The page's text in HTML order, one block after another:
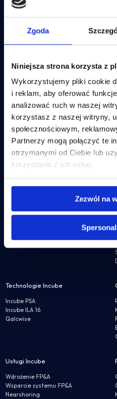
Zgoda
Niniejsza strona korzysta z
Wykorzystujemy pliki cookie
i reklam, aby oferować
analizować ruch w naszej
korzystasz z naszej witryny,
społecznościowym,
Partnerzy mogą połączyć te
otrzymanymi od Ciebie lub
korzystania z ich usług.
Zezwól na
Professional Services
Incube PSA
Automatyzacja procesów
Qalcwise
Wdrażamy nowoczesne systemy od
producentów, dzięki którym corporate
gamę rozwiązań i nasz #butikdlaCFO
Incube CPM S.A.
ul. Wołoska 22A
02-675 Warszawa
NIP: 5213591039
incube@incube.pl
Partnerzy
IBM Controller
Technologie Incube
Incube PSA
Incube ILA 16
Qalcwise
Usługi Incube
Wdrożenie FP&A
Wsparcie systemu FP&A
Nearshoring